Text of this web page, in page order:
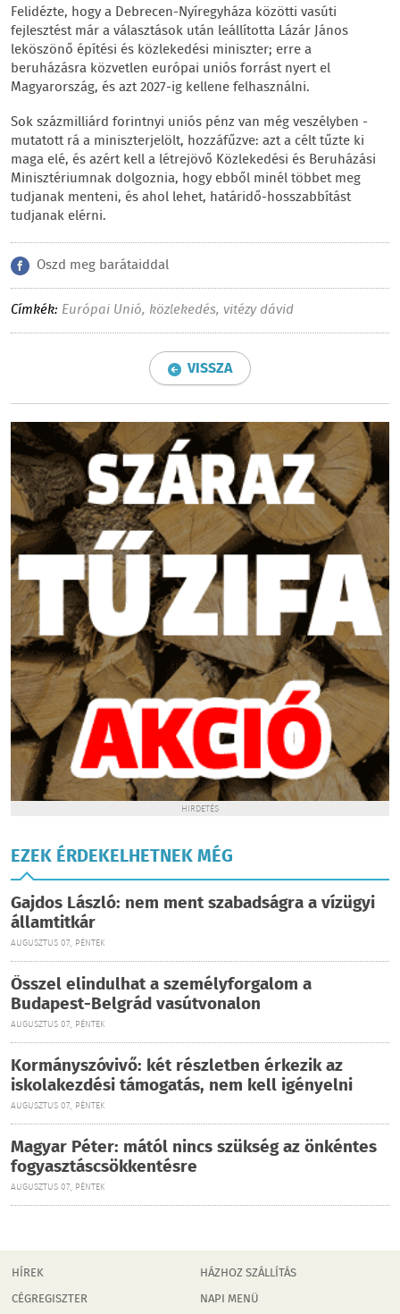
Felidézte, hogy a Debrecen-Nyíregyháza közötti vasúti
fejlesztést már a választások után leállította Lázár János
leköszönő építési és közlekedési miniszter; erre a
beruházásra közvetlen európai uniós forrást nyert el
Magyarország, és azt 2027-ig kellene felhasználni.
Sok százmilliárd forintnyi uniós pénz van még veszélyben -
mutatott rá a miniszterjelölt, hozzáfűzve: azt a célt tűzte ki
maga elé, és azért kell a létrejövő Közlekedési és Beruházási
Minisztériumnak dolgoznia, hogy ebből minél többet meg
tudjanak menteni, és ahol lehet, határidő-hosszabbítást
tudjanak elérni.
Oszd meg barátaiddal
Címkék: Európai Unió, közlekedés, vitézy dávid
VISSZA
HIRDETÉS
EZEK ÉRDEKELHETNEK MÉG
Gajdos László: nem ment szabadságra a vízügyi
államtitkár
AUGUSZTUS 07., PÉNTEK
Ősszel elindulhat a személyforgalom a
Budapest-Belgrád vasútvonalon
AUGUSZTUS 07., PÉNTEK
Kormányszóvivő: két részletben érkezik az
iskolakezdési támogatás, nem kell igényelni
AUGUSZTUS 07., PÉNTEK
Magyar Péter: mától nincs szükség az önkéntes
fogyasztáscsökkentésre
AUGUSZTUS 07., PÉNTEK
HÍREK
CÉGREGISZTER
HÁZHOZ SZÁLLÍTÁS
NAPI MENÜ